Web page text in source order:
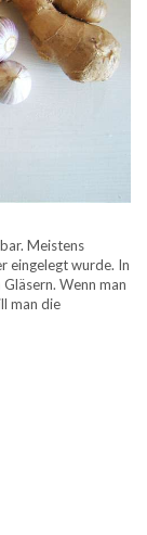
Meistens
eingelegt wurde. In
Wenn man
man die